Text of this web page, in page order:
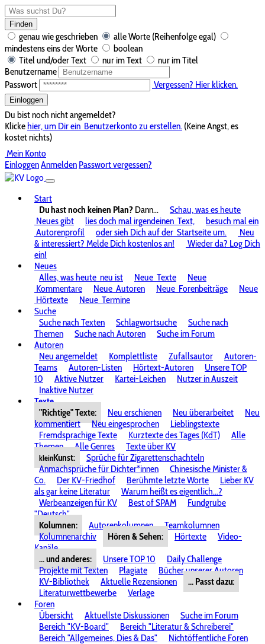
Finden
genau wie geschrieben
alle Worte (Reihenfolge egal)
mindestens eins der Worte
boolean
Titel und/oder Text
nur im Text
nur im Titel
Benutzername
Passwort
Vergessen? Hier klicken.
Einloggen
Du bist noch nicht angemeldet?
Klickehier, um Dir ein Benutzerkonto zu erstellen. (Keine Angst, es
kostet nichts)
Mein Konto
EinloggenAnmelden Passwort vergessen?
Start
Du hast noch keinen Plan? Dann...
Schau, was es heute
Neues gibt
lies doch mal irgendeinen Text,
besuch mal ein
Autorenprofil
oder sieh Dich auf der Startseite um.
Neu
& interessiert? Melde Dich kostenlos an!
Wieder da? Log Dich
ein!
Neues
Alles, was heute neu ist Neue Texte
Neue
Kommentare
Neue Autoren Neue Forenbeiträge
Neue
Hörtexte
Neue Termine
Suche
Suche nach Texten
Schlagwortsuche
Suche nach
Themen
Suche nach Autoren
Suche im Forum
Autoren
Neu angemeldet
Komplettliste Zufallsautor
Autoren-
Teams
Autoren-Listen Hörtext-Autoren
Unsere TOP
10
Aktive Nutzer Kartei-Leichen
Nutzer in Auszeit
Inaktive Nutzer
Texte
"Richtige" Texte:
Neu erschienen Neu überarbeitet
Neu
kommentiert
Neu eingesprochen
Lieblingstexte
Fremdsprachige Texte
Kurztexte des Tages (KdT)
Alle
Themen
Alle Genres Texte über KV
kleinKunst:
Sprüche für Zigarettenschachteln
Anmachsprüche für Dichter*innen
Chinesische Minister &
Co.
Der KV-Friedhof Berühmte letzte Worte
Lieber KV
als gar keine Literatur
Warum heißt es eigentlich...?
Werbeanzeigen für KV
Best of SPAM
Fundgrube
"Deutsch"
Kolumnen:
Autorenkolumnen
Teamkolumnen
Kolumnenarchiv
Hören & Sehen: Hörtexte
Video-
Kanäle
... und anderes:
Unsere TOP 10
Daily Challenge
Projekte mit Texten
Plagiate
Bücher unserer Autoren
KV-Bibliothek
Aktuelle Rezensionen
... Passt dazu:
Literaturwettbewerbe
Verlage
Foren
Übersicht
Aktuellste Diskussionen
Suche im Forum
Bereich "KV-Board"
Bereich "Literatur & Schreiberei"
Bereich "Allgemeines, Dies & Das"
Nichtöffentliche Foren